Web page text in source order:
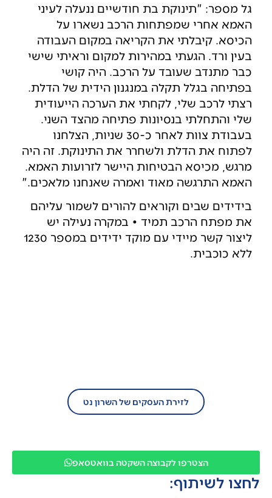
גל מספר: "תינוקת בת חודשיים ננעלה לעיני
האמא אחרי שמפתחות הרכב נשארו על
הכיסא. קיבלתי את הקריאה במקום העבודה
בעין ורד. הגעתי במהירות למקום וראיתי שישי
כבר מתנדב שעובד על הרכב. היה קושי
בפתיחה בגלל תקלה במנגנון הידית של הדלת.
רצתי לרכב שלי, לקחתי את הערכה הייעודית
שלי והתחלתי בנסיונות פתיחה מהצד השני.
בעבודת צוות לאחר כ-30 שניות, הצלחנו
לפתוח את הדלת ולשחרר את התינוקת. זה היה
מרגש, מכיסא הבטיחות היישר לזרועות האמא.
האמא התרגשה מאוד ואמרה שאנחנו מלאכים."
בידידים שבים וקוראים להורים לשמור עליהם
את מפתח הרכב תמיד • במקרה נעילה יש
ליצור קשר מיידי עם מוקד ידידים במספר 1230
ללא כוכבית.
לזירת העסקים של השרון נט
הצטרפו לקבוצה השקטה בוואטסאפ
לחצו לשיתוף: